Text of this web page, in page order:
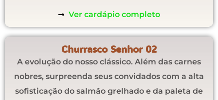
Ver cardápio completo
Churrasco Senhor 02
A evolução do nosso clássico. Além das carnes
nobres, surpreenda seus convidados com a alta
sofisticação do salmão grelhado e da paleta de